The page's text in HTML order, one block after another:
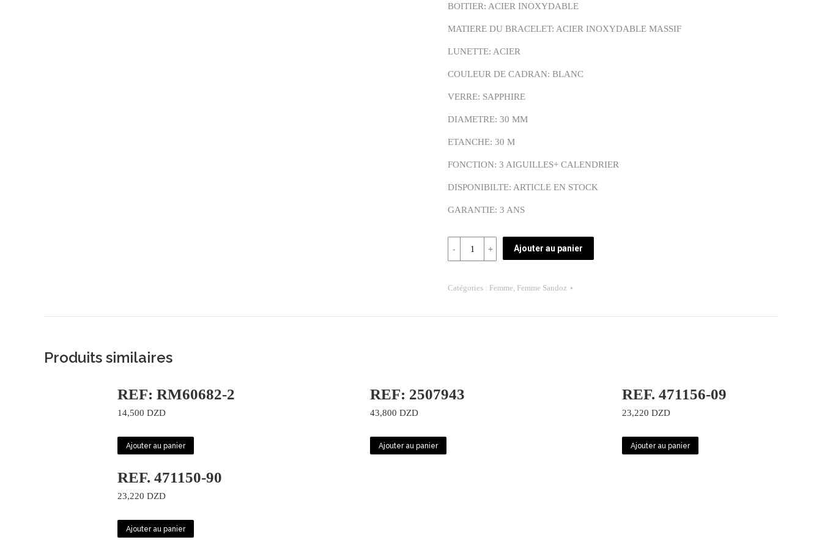
BOITIER: ACIER INOXYDABLE
MATIERE DU BRACELET: ACIER INOXYDABLE MASSIF
LUNETTE: ACIER
COULEUR DE CADRAN: BLANC
VERRE: SAPPHIRE
DIAMETRE: 30 MM
ETANCHE: 30 M
FONCTION: 3 AIGUILLES+ CALENDRIER
DISPONIBILTE: ARTICLE EN STOCK
GARANTIE: 3 ANS
Quantité
REF:
00
Ajouter au panier
Catégories : Femme, Femme Sandoz
Produits similaires
REF: RM60682-2
14,500 DZD
Ajouter au panier
REF: 2507943
43,800 DZD
Ajouter au panier
REF. 471156-09
23,220 DZD
Ajouter au panier
REF. 471150-90
23,220 DZD
Ajouter au panier